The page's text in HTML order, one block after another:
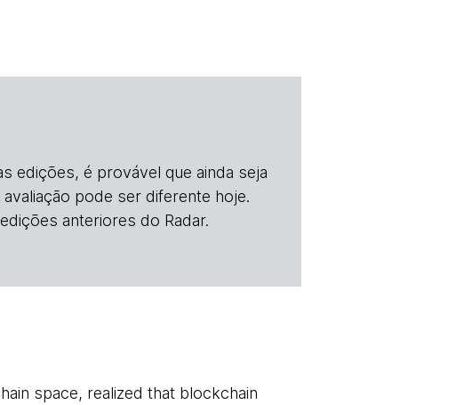
edições, é provável que ainda seja
pode ser diferente hoje.
anteriores do Radar.
space, realized that blockchain